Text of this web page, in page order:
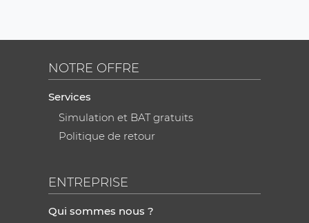
NOTRE OFFRE
Services
Simulation et BAT gratuits
Politique de retour
ENTREPRISE
Qui sommes nous ?